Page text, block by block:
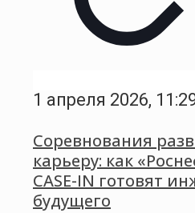
1 апреля 2026,
Соревнования
карьеру: как
CASE-IN готовят
будущего